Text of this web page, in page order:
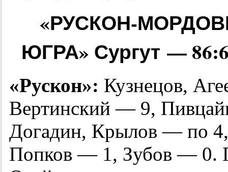
«РУСКОН-
ЮГРА» Сургут —
«Рускон»: Кузнецов,
Вертинский — 9,
Догадин, Крылов — по
Попков — 1, Зубов — 0.